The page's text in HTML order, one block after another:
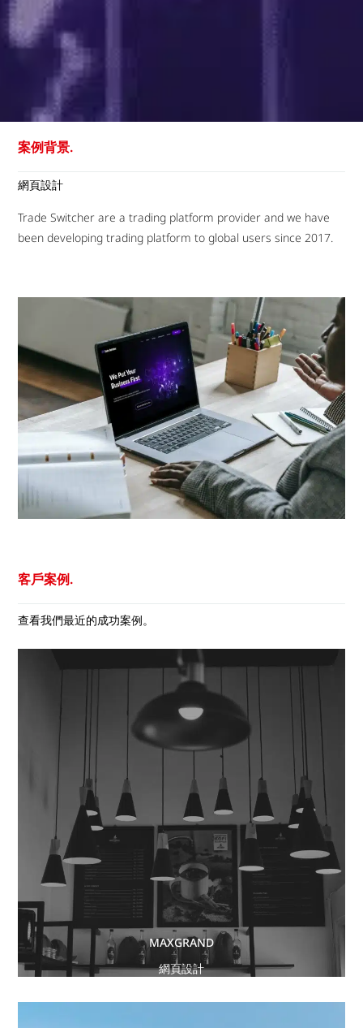
案例背景.
網頁設計
Trade Switcher are a trading platform provider and we have
been developing trading platform to global users since 2017.
客戶案例.
查看我們最近的成功案例。
MAXGRAND
網頁設計